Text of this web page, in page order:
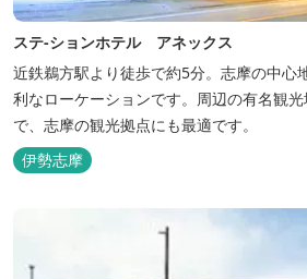
ステ-ションホテル アネックス
近鉄鵜方駅より徒歩で約5分。志摩の中心
利なローケーションです。周辺の有名観
で、志摩の観光拠点にも最適です。
伊勢志摩